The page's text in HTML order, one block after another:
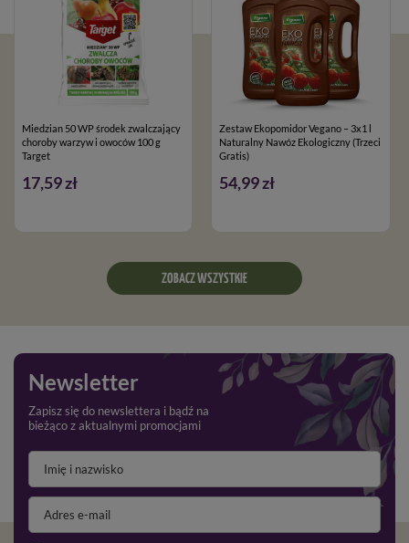
Miedzian 50 WP środek zwalczający
choroby warzyw i owoców 100 g
Target
17,59 zł
Zestaw Ekopomidor Vegano – 3x1 l
Naturalny Nawóz Ekologiczny (Trzeci
Gratis)
54,99 zł
ZOBACZ WSZYSTKIE
Newsletter
Zapisz się do newslettera i bądź na
bieżąco z aktualnymi promocjami